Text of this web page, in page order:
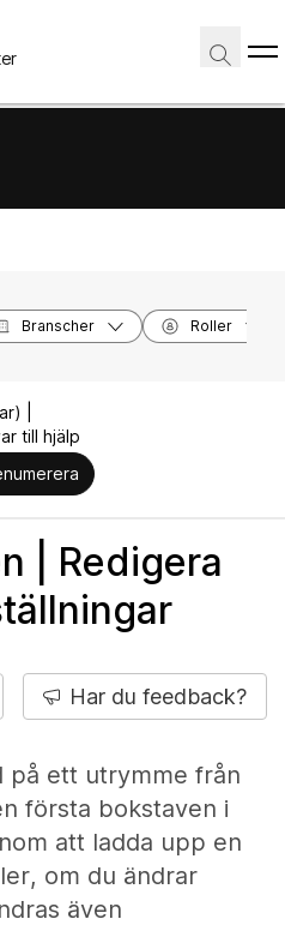
Branscher Roller
|
till hjälp
| Redigera
Har du feedback?
på ett utrymme från
första bokstaven i
att ladda upp en
om du ändrar
även